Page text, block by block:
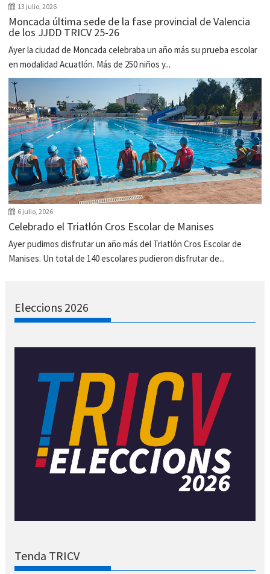
13 julio, 2026
Moncada última sede de la fase provincial de Valencia
de los JJDD TRICV 25-26
Ayer la ciudad de Moncada celebraba un año más su prueba escolar
en modalidad Acuatlón. Más de 250 niños y...
6 julio, 2026
Celebrado el Triatlón Cros Escolar de Manises
Ayer pudimos disfrutar un año más del Triatlón Cros Escolar de
Manises. Un total de 140 escolares pudieron disfrutar de...
Eleccions 2026
Tenda TRICV